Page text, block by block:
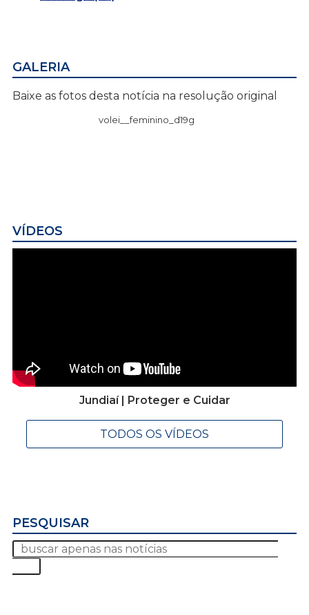
GALERIA
Baixe as fotos desta notícia na resolução original
volei__feminino_d19g
VÍDEOS
Jundiaí | Proteger e Cuidar
TODOS OS VÍDEOS
PESQUISAR